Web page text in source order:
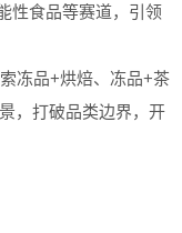
性食品等赛道，引领
冻品+烘焙、冻品+茶
，打破品类边界，开